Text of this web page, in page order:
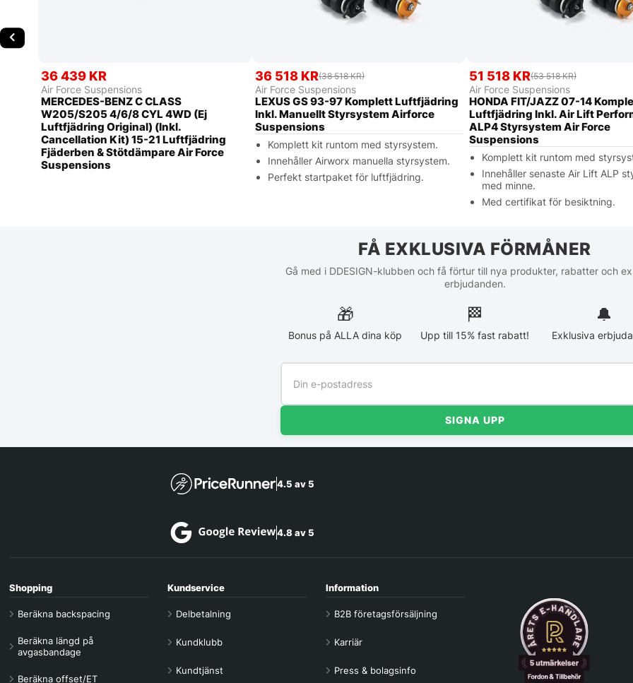
36 439 KR
Air Force Suspensions
MERCEDES-BENZ C CLASS
W205/S205 4/6/8 CYL 4WD (Ej
Luftfjädring Original) (Inkl.
Cancellation Kit) 15-21 Luftfjädring
Fjäderben & Stötdämpare Air Force
Suspensions
36 518 KR(38 518 KR)
Air Force Suspensions
LEXUS GS 93-97 Komplett Luftfjädring
Inkl. Manuellt Styrsystem Airforce
Suspensions
Komplett kit runtom med styrsystem.
Innehåller Airworx manuella styrsystem.
Perfekt startpaket för luftfjädring.
51 518 KR(53 518 KR)
Air Force Suspensions
HONDA FIT/JAZZ 07-14
Luftfjädring Inkl. Air Lift
ALP4 Styrsystem Air Force
Suspensions
Komplett kit runtom med
Innehåller senaste Air Lift ALP
med minne.
Med certifikat för besiktning.
FÅ EXKLUSIVA FÖRMÅNER
Gå med i DDESIGN-klubben och få förtur till nya produkter, rabatter och
erbjudanden.
🎁
Bonus på ALLA dina köp
🏁︎
Upp till 15% fast rabatt!
🔔
Exklusiva
SIGNA UPP
4.5 av 5
4.8 av 5
Shopping
Beräkna backspacing
Beräkna längd på
avgasbandage
Beräkna offset/ET
Kundservice
Delbetalning
Kundklubb
Kundtjänst
Information
B2B företagsförsäljning
Karriär
Press & bolagsinfo